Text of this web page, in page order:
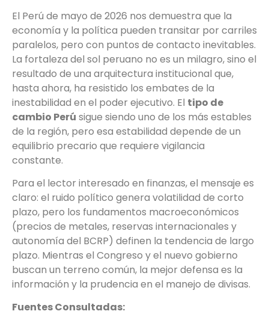
El Perú de mayo de 2026 nos demuestra que la
economía y la política pueden transitar por carriles
paralelos, pero con puntos de contacto inevitables.
La fortaleza del sol peruano no es un milagro, sino el
resultado de una arquitectura institucional que,
hasta ahora, ha resistido los embates de la
inestabilidad en el poder ejecutivo. El tipo de
cambio Perú sigue siendo uno de los más estables
de la región, pero esa estabilidad depende de un
equilibrio precario que requiere vigilancia
constante.
Para el lector interesado en finanzas, el mensaje es
claro: el ruido político genera volatilidad de corto
plazo, pero los fundamentos macroeconómicos
(precios de metales, reservas internacionales y
autonomía del BCRP) definen la tendencia de largo
plazo. Mientras el Congreso y el nuevo gobierno
buscan un terreno común, la mejor defensa es la
información y la prudencia en el manejo de divisas.
Fuentes Consultadas: